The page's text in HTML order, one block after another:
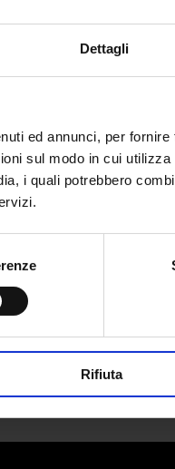
Dettagli
ed annunci, per
sul modo in cui
i quali potrebbero
Rifiuta